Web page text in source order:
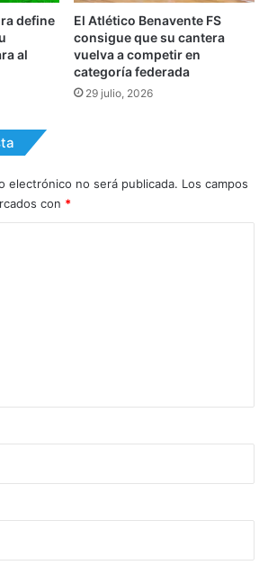
define
al
El Atlético Benavente FS
consigue que su cantera
vuelva a competir en
categoría federada
29 julio, 2026
electrónico no será publicada. Los campos
con *